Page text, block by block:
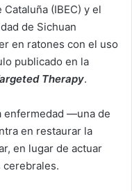
(IBEC) y el
de Sichuan
en ratones con el uso
publicado en la
Therapy.
enfermedad —una de
en restaurar la
en lugar de actuar
cerebrales.